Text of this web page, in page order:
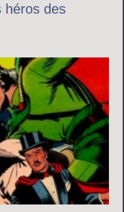
héros des